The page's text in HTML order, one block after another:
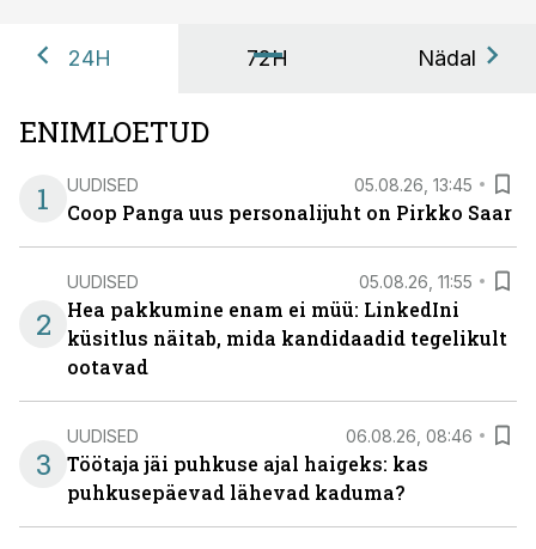
24H 72H Nädal
ENIMLOETUD
1
UUDISED 05.08.26, 13:45
Coop Panga uus personalijuht on Pirkko Saar
2
UUDISED 05.08.26, 11:55
Hea pakkumine enam ei müü: LinkedIni
küsitlus näitab, mida kandidaadid tegelikult
ootavad
3
UUDISED 06.08.26, 08:46
Töötaja jäi puhkuse ajal haigeks: kas
puhkusepäevad lähevad kaduma?